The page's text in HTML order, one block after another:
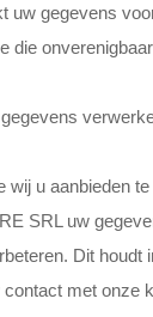
gegevens
die
u aanbieden
SRL uw
Dit
met onze